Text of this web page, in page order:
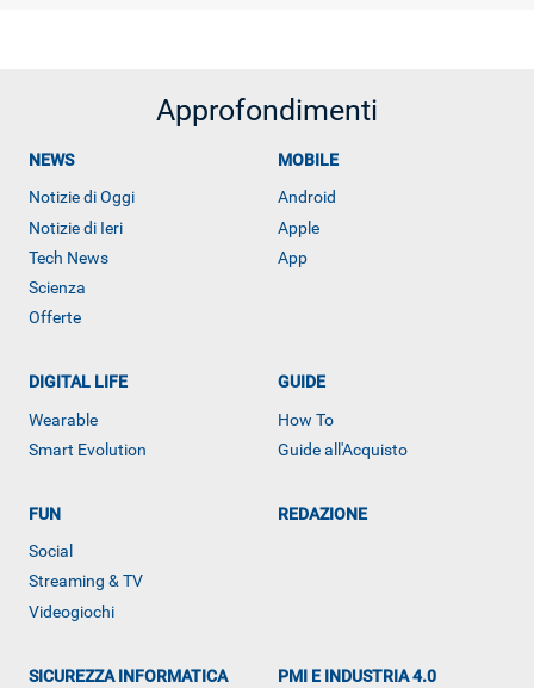
ALTRO
Approfondimenti
NEWS
Notizie di Oggi
Notizie di Ieri
Tech News
Scienza
Offerte
MOBILE
Android
Apple
App
DIGITAL LIFE
Wearable
Smart Evolution
GUIDE
How To
Guide all'Acquisto
FUN
Social
Streaming & TV
Videogiochi
REDAZIONE
SICUREZZA INFORMATICA PMI E INDUSTRIA 4.0